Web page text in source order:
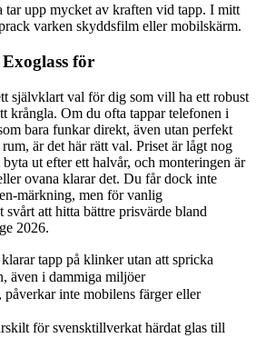
tar upp mycket av kraften vid tapp. I mitt
varken skyddsfilm eller mobilskärm.
för
självklart val för dig som vill ha ett robust
krångla. Om du ofta tappar telefonen i
bara funkar direkt, även utan perfekt
är det här rätt val. Priset är lågt nog
ut efter ett halvår, och monteringen är
ovana klarar det. Du får dock inte
märkning, men för vanlig
svårt att hitta bättre prisvärde bland
2026.
tapp på klinker utan att spricka
även i dammiga miljöer
påverkar inte mobilens färger eller
för svensktillverkat härdat glas till